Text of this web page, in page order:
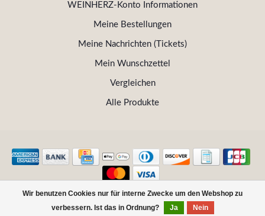
Wir benutzen Cookies nur für interne Zwecke um den Webshop zu
verbessern. Ist das in Ordnung?
Ja Nein
WEINHERZ-Konto Informationen
Meine Bestellungen
Meine Nachrichten (Tickets)
Mein Wunschzettel
Vergleichen
Alle Produkte
© Copyright 2026 WEINHERZ Kitzbühel - Die VINOTHEK in